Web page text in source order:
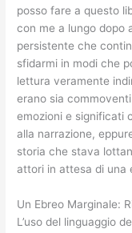
posso fare a questo
con me a lungo dopo
persistente che
sfidarmi in modi che
lettura veramente
erano sia
emozioni e significati
alla narrazione,
storia che stava
attori in attesa di una
Un Ebreo Marginale:
L’uso del linguaggio